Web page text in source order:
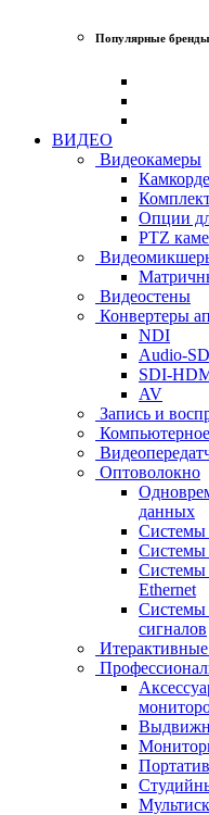
Популярные бренды
ВИДЕО
Видеокамеры
Опции
PTZ
Видеостены
Конвертеры
NDI
Audio-
SDI-
AV
Запись и
Оптоволокно
данных
Системы
Системы
Системы
Ethernet
Системы
сигналов